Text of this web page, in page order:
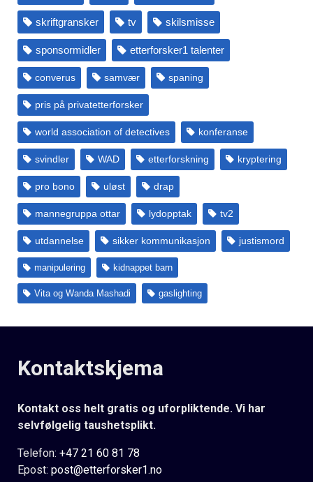
skriftgransker tv skilsmisse
sponsormidler etterforsker1 talenter
converus samvær spaning
pris på privatetterforsker
world association of detectives konferanse
svindler WAD etterforskning kryptering
pro bono uløst drap
mannegruppa ottar lydopptak tv2
utdannelse sikker kommunikasjon justismord
manipulering kidnappet barn
Vita og Wanda Mashadi gaslighting
Kontaktskjema
Kontakt oss helt gratis og uforpliktende. Vi har
selvfølgelig taushetsplikt.
Telefon: +47 21 60 81 78
Epost: post@etterforsker1.no